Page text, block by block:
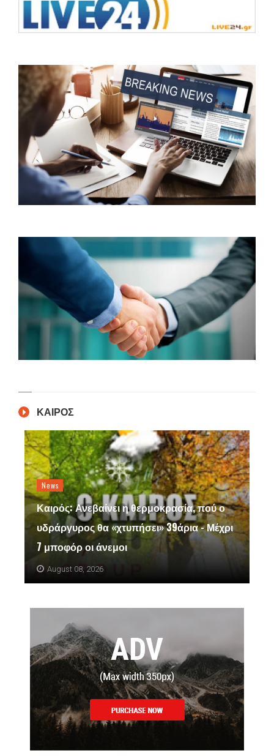
ΚΑΙΡΟΣ
News
Καιρός: Ανεβαίνει η θερμοκρασία, πού ο
υδράργυρος θα «χτυπήσει» 39άρια - Μέχρι
7 μποφόρ οι άνεμοι
August 08, 2026